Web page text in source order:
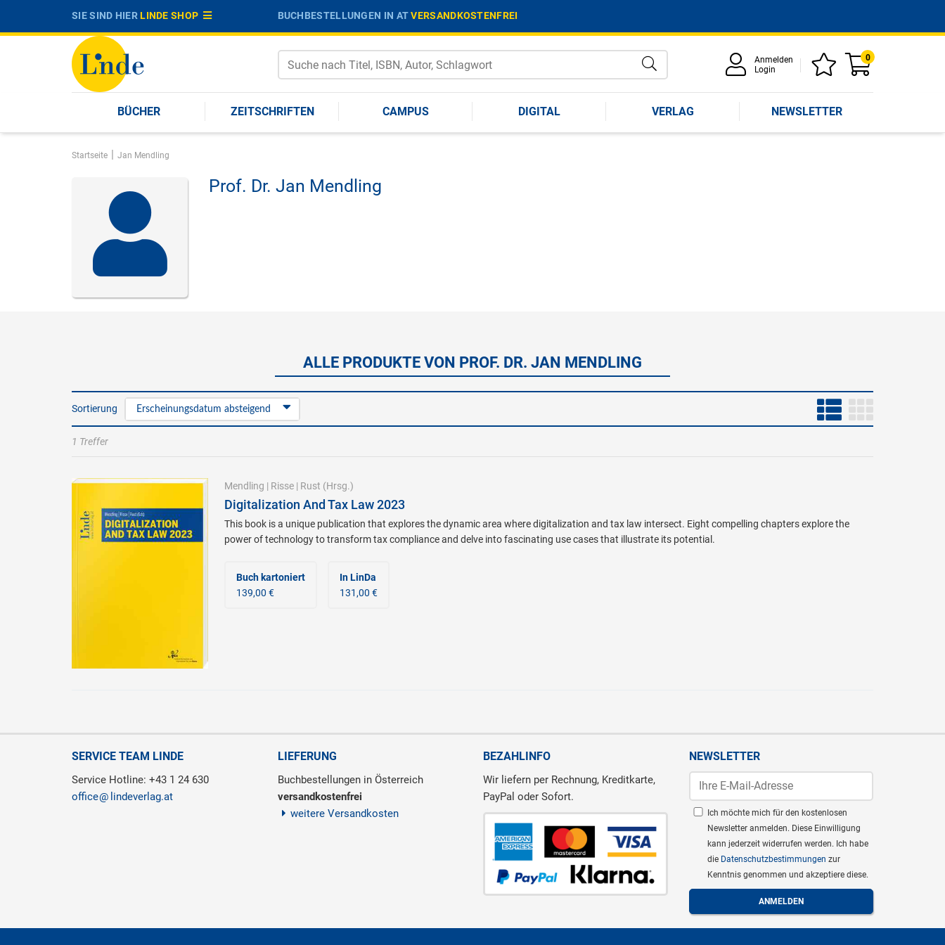
SIE SIND HIERLINDE SHOP BUCHBESTELLUNGEN IN ATVERSANDKOSTENFREI
Anmelden
Login
0
BÜCHER ZEITSCHRIFTEN CAMPUS DIGITAL VERLAG NEWSLETTER
Startseite | Jan Mendling
Prof. Dr. Jan Mendling
ALLE PRODUKTE VON PROF. DR. JAN MENDLING
Sortierung Erscheinungsdatum absteigend
1 Treffer
Mendling | Risse| Rust (Hrsg.)
Digitalization And Tax Law 2023
This book is a unique publication that explores the dynamic area where digitalization and tax law intersect. Eight compelling chapters explore the
power of technology to transform tax compliance and delve into fascinating use cases that illustrate its potential.
Buch kartoniert
139,00 €
In LinDa
131,00 €
SERVICE TEAM LINDE
Service Hotline: +43 1 24 630
office
lindeverlag.at
LIEFERUNG
Buchbestellungen in Österreich
versandkostenfrei
weitere Versandkosten
BEZAHLINFO
Wir liefern per Rechnung, Kreditkarte,
PayPal oder Sofort.
NEWSLETTER
Ich möchte mich für den kostenlosen
Newsletter anmelden. Diese Einwilligung
kann jederzeit widerrufen werden. Ich habe
die Datenschutzbestimmungen zur
Kenntnis genommen und akzeptiere diese.